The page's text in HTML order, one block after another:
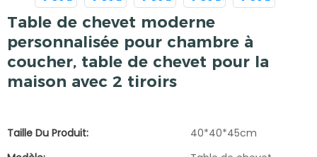
Table de chevet moderne
personnalisée pour chambre à
coucher, table de chevet pour la
maison avec 2 tiroirs
Taille Du Produit:
40*40*45cm